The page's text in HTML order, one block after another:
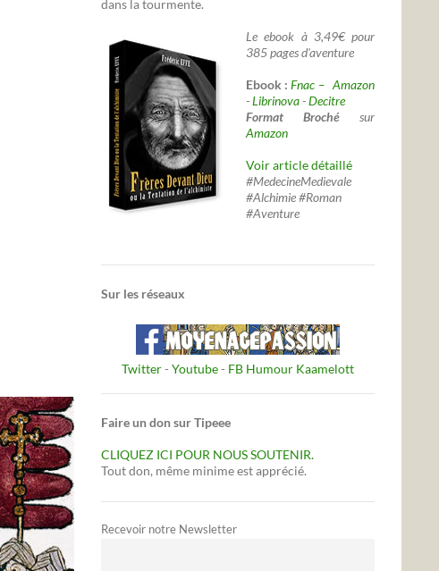
dans la tourmente.
Le ebook à 3,49€ pour
385 pages d'aventure
Ebook :Fnac – Amazon
-Librinova-Decitre
Format Broché sur
Amazon
Voir article détaillé
#MedecineMedievale
#Alchimie #Roman
#Aventure
Sur les réseaux
Twitter- Youtube- FB Humour Kaamelott
Faire un don sur Tipeee
CLIQUEZ ICI POUR NOUS SOUTENIR.
Tout don, même minime est apprécié.
Recevoir notre Newsletter